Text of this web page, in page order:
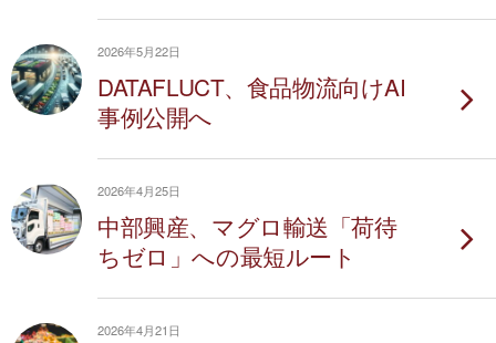
2026年5月22日
DATAFLUCT、食品物流向けAI
事例公開へ
2026年4月25日
中部興産、マグロ輸送「荷待
ちゼロ」への最短ルート
2026年4月21日